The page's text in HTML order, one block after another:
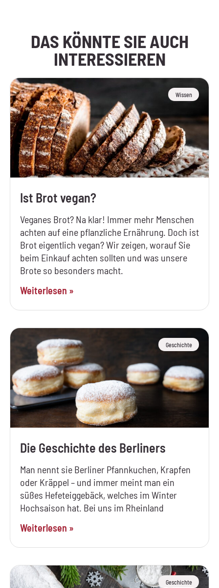
DAS KÖNNTE SIE AUCH
INTERESSIEREN
Wissen
Ist Brot vegan?
Veganes Brot? Na klar! Immer mehr Menschen
achten auf eine pflanzliche Ernährung. Doch ist
Brot eigentlich vegan? Wir zeigen, worauf Sie
beim Einkauf achten sollten und was unsere
Brote so besonders macht.
Weiterlesen »
Geschichte
Die Geschichte des Berliners
Man nennt sie Berliner Pfannkuchen, Krapfen
oder Kräppel – und immer meint man ein
süßes Hefeteiggebäck, welches im Winter
Hochsaison hat. Bei uns im Rheinland
Weiterlesen »
Geschichte